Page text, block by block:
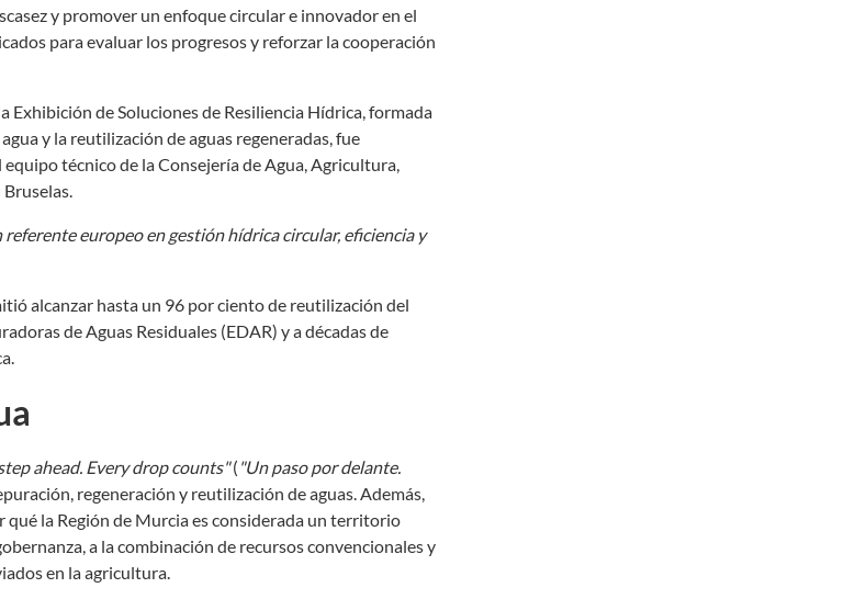
y promover un enfoque circular e innovador en el
para evaluar los progresos y reforzar la cooperación
Exhibición de Soluciones de Resiliencia Hídrica, formada
y la reutilización de aguas regeneradas, fue
técnico de la Consejería de Agua, Agricultura,
europeo en gestión hídrica circular, eficiencia y
alcanzar hasta un 96 por ciento de reutilización del
de Aguas Residuales (EDAR) y a décadas de
ahead. Every drop counts"( "Un paso por delante.
regeneración y reutilización de aguas. Además,
la Región de Murcia es considerada un territorio
a la combinación de recursos convencionales y
en la agricultura.